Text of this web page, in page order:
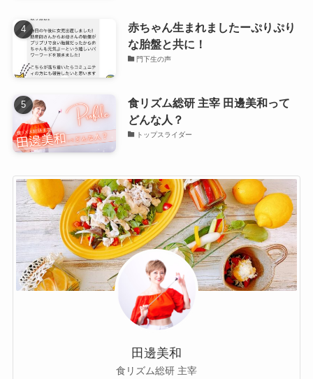
赤ちゃん生まれましたーぷりぷり
な胎盤と共に！
門下生の声
食リズム総研 主宰 田邊美和って
どんな人？
トップスライダー
田邊美和
食リズム総研 主宰